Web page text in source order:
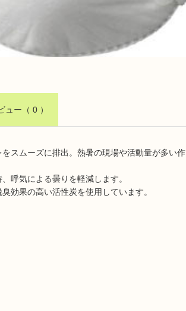
ュー （ 0 ）
スムーズに排出。熱暑の現場や活動量が多い作
呼気による曇りを軽減します。
効果の高い活性炭を使用しています。